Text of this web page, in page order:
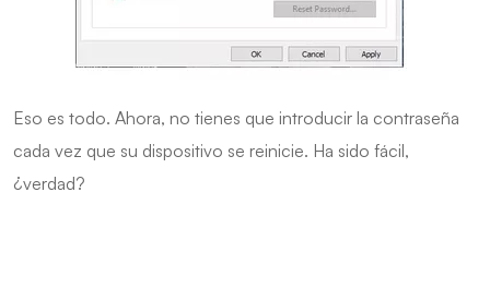
Eso es todo. Ahora, no tienes que introducir la contraseña
cada vez que su dispositivo se reinicie. Ha sido fácil,
¿verdad?